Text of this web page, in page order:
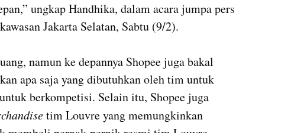
ungkap Handhika, dalam acara jumpa pers
Jakarta Selatan, Sabtu (9/2).
namun ke depannya Shopee juga bakal
apa saja yang dibutuhkan oleh tim untuk
berkompetisi. Selain itu, Shopee juga
tim Louvre yang memungkinkan